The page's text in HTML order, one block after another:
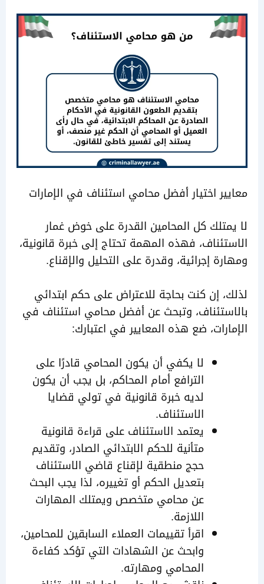
اختيار أفضل محامي استئناف في الإمارات
كل المحامين القدرة على خوض غمار
فهذه المهمة تحتاج إلى خبرة قانونية،
إجرائية، وقدرة على التحليل والإقناع.
إن كنت بحاجة للاعتراض على حكم ابتدائي
وتبحث عن أفضل محامي استئناف في
ضع هذه المعايير في اعتبارك:
لا يكفي أن يكون المحامي قادرًا على
الترافع أمام المحاكم، بل يجب أن يكون
لديه خبرة قانونية في تولي قضايا
الاستئناف.
يعتمد الاستئناف على قراءة قانونية
متأنية للحكم الابتدائي الصادر، وتقديم
حجج منطقية لإقناع قاضي الاستئناف
بتعديل الحكم أو تغييره، لذا يجب البحث
عن محامي متخصص ويمتلك المهارات
اقرأ تقييمات العملاء السابقين للمحامين،
وابحث عن الشهادات التي تؤكد كفاءة
المحامي ومهارته.